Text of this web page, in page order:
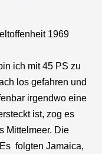
1969
ich mit 45 PS zu
los gefahren und
irgendwo eine
ist, zog es
Mittelmeer. Die
folgten Jamaica,